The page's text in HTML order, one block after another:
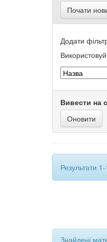
Почати
Додати
Вивести на
Результати
Знайдені